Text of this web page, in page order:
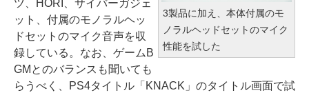
3製品に加え、本体付属のモ
ノラルヘッドセットのマイク
性能を試した
ツ、HORI、サイバーガジェ
ット、付属のモノラルヘッ
ドセットのマイク音声を収
録している。なお、ゲームB
GMとのバランスも聞いても
らうべく、PS4タイトル「KNACK」のタイトル画面で試